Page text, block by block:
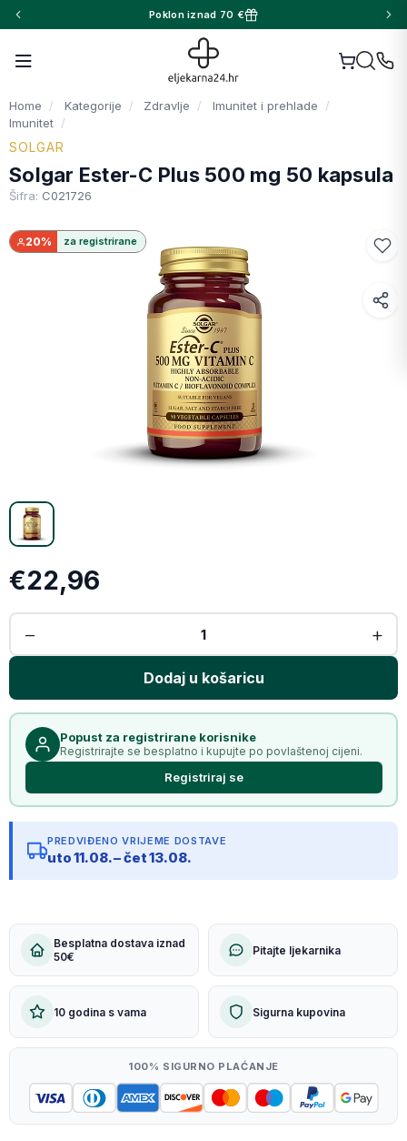
Poklon iznad 70 €
Home Kategorije Zdravlje
Imunitet i prehlade
Imunitet
SOLGAR
Solgar Ester-C Plus 500 mg 50 kapsula
Šifra: C021726
20% za registrirane
Facebook
WhatsApp
X (Twitter)
Email
Kopiraj link
€22,96
Popust za registrirane korisnike
Registrirajte se besplatno i kupujte po povlaštenoj cijeni.
Registriraj se
PREDVIĐENO VRIJEME DOSTAVE
uto 11.08. – čet 13.08.
Besplatna dostava iznad
50€
Pitajte ljekarnika
10 godina s vama Sigurna kupovina
100% SIGURNO PLAĆANJE